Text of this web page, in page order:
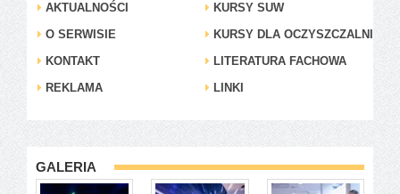
AKTUALNOŚCI
KURSY SUW
O SERWISIE
KURSY DLA OCZYSZCZALNI
KONTAKT
LITERATURA FACHOWA
REKLAMA
LINKI
GALERIA